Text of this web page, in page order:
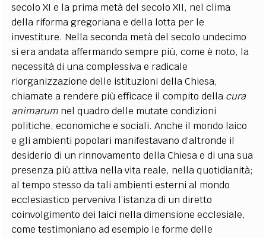
secolo XI e la prima metà del secolo XII, nel clima
della riforma gregoriana e della lotta per le
investiture. Nella seconda metà del secolo undecimo
si era andata affermando sempre più, come è noto, la
necessità di una complessiva e radicale
riorganizzazione delle istituzioni della Chiesa,
chiamate a rendere più efficace il compito della cura
animarum nel quadro delle mutate condizioni
politiche, economiche e sociali. Anche il mondo laico
e gli ambienti popolari manifestavano d’altronde il
desiderio di un rinnovamento della Chiesa e di una sua
presenza più attiva nella vita reale, nella quotidianità;
al tempo stesso da tali ambienti esterni al mondo
ecclesiastico perveniva l’istanza di un diretto
coinvolgimento dei laici nella dimensione ecclesiale,
come testimoniano ad esempio le forme delle